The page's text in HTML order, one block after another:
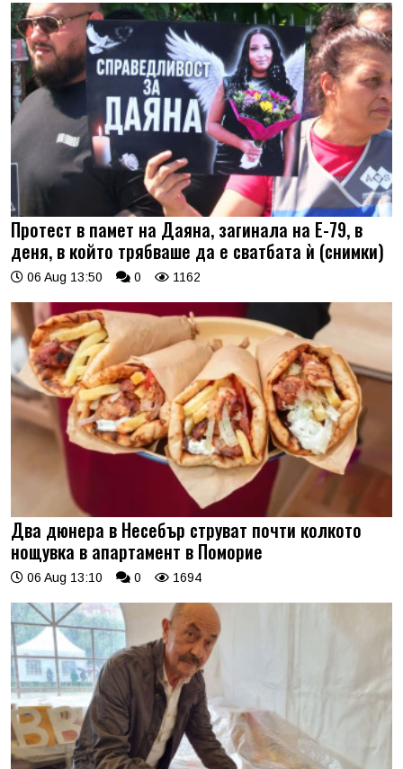
Протест в памет на Даяна, загинала на Е-79, в
деня, в който трябваше да е сватбата ѝ (снимки)
06 Aug 13:50 0 1162
Два дюнера в Несебър струват почти колкото
нощувка в апартамент в Поморие
06 Aug 13:10 0 1694